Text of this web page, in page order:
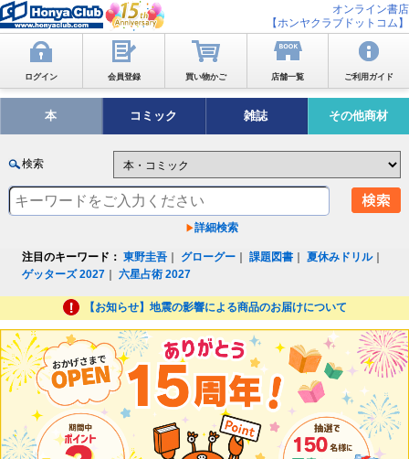
オンライン書店
【ホンヤクラブドットコム】
ログイン 会員登録 買い物かご 店舗一覧 ご利用ガイド
本 コミック 雑誌 その他商材
検索
詳細検索
注目のキーワード： 東野圭吾 グローグー ｜課題図書 ｜夏休みドリル｜
ゲッターズ 2027 ｜六星占術 2027
【お知らせ】地震の影響による商品のお届けについて